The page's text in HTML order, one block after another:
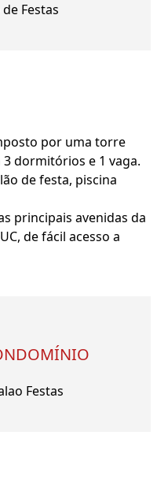
Festas
por uma torre
3 dormitórios e 1 vaga.
de festa, piscina
principais avenidas da
de fácil acesso a
Festas